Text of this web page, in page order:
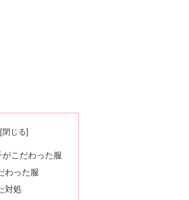
がこだわった服
わった服
対処